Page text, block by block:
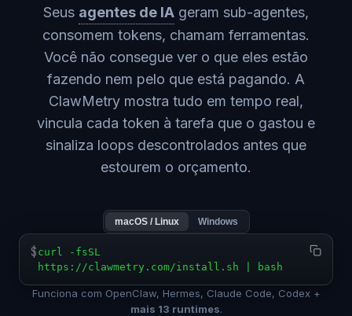
Seus agentes de IA geram sub-agentes,
consomem tokens, chamam ferramentas.
Você não consegue ver o que eles estão
fazendo nem pelo que está pagando. A
ClawMetry mostra tudo em tempo real,
vincula cada token à tarefa que o gastou e
sinaliza loops descontrolados antes que
estourem o orçamento.
macOS / Linux Windows
$ curl -fsSL
https://clawmetry.com/install.sh | bash
Funciona com OpenClaw, Hermes, Claude Code, Codex +
mais 13 runtimes.